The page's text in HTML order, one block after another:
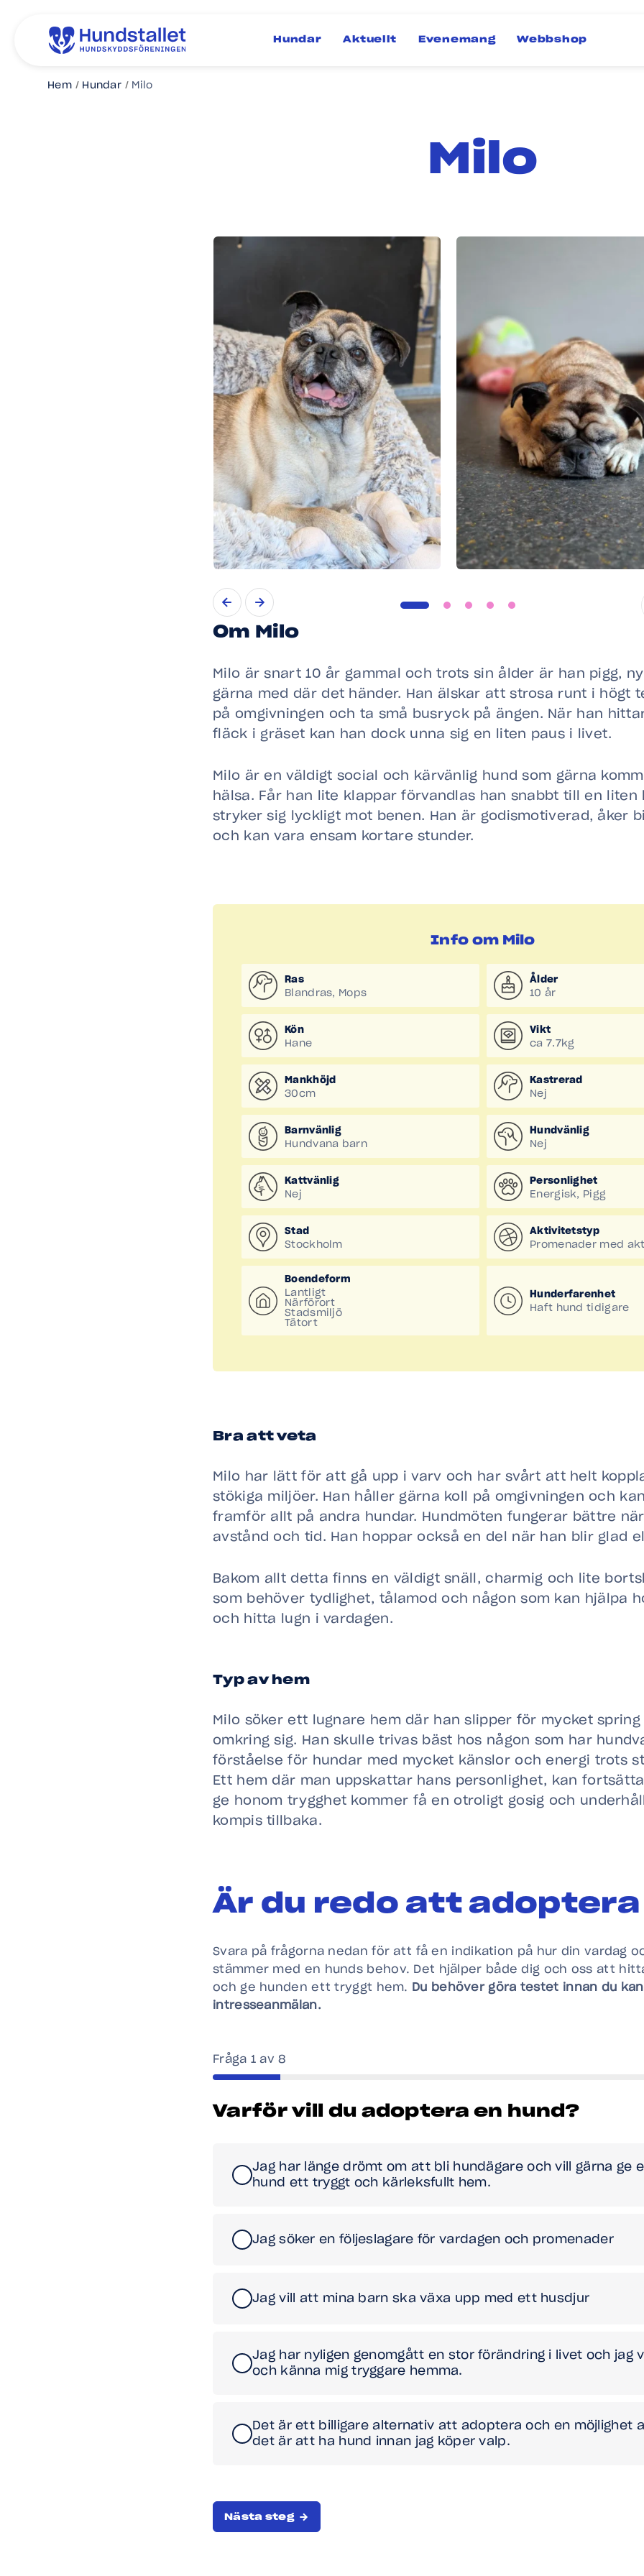
Hundar Aktuellt Evenemang Webbshop
Hem Hundar Milo
Milo
Om Milo
Milo är snart 10 år gammal och trots sin ålder är han pigg,
gärna med där det händer. Han älskar att strosa runt i högt
på omgivningen och ta små busryck på ängen. När han
fläck i gräset kan han dock unna sig en liten paus i livet.
Milo är en väldigt social och kärvänlig hund som gärna
hälsa. Får han lite klappar förvandlas han snabbt till en liten
stryker sig lyckligt mot benen. Han är godismotiverad, åker
och kan vara ensam kortare stunder.
Info om Milo
Ras
Blandras, Mops
Ålder
10 år
Kön
Hane
Vikt
ca 7.7kg
Mankhöjd
30cm
Kastrerad
Nej
Barnvänlig
Hundvana barn
Hundvänlig
Nej
Kattvänlig
Nej
Personlighet
Energisk, Pigg
Stad
Stockholm
Aktivitetstyp
Promenader med
Boendeform
Lantligt
Närförort
Stadsmiljö
Tätort
Hunderfarenhet
Haft hund tidigare
Bra att veta
Milo har lätt för att gå upp i varv och har svårt att helt
stökiga miljöer. Han håller gärna koll på omgivningen och
framför allt på andra hundar. Hundmöten fungerar bättre
avstånd och tid. Han hoppar också en del när han blir glad
Bakom allt detta finns en väldigt snäll, charmig och lite
som behöver tydlighet, tålamod och någon som kan hjälpa
och hitta lugn i vardagen.
Typ av hem
Milo söker ett lugnare hem där han slipper för mycket
omkring sig. Han skulle trivas bäst hos någon som har
förståelse för hundar med mycket känslor och energi trots
Ett hem där man uppskattar hans personlighet, kan
ge honom trygghet kommer få en otroligt gosig och
kompis tillbaka.
Är du redo att adoptera
Svara på frågorna nedan för att få en indikation på hur din vardag
stämmer med en hunds behov. Det hjälper både dig och oss att
och ge hunden ett tryggt hem.
Du behöver göra testet innan du
intresseanmälan.
Fråga 1 av 8
Varför vill du adoptera en hund?
Jag har länge drömt om att bli hundägare och vill gärna ge
hund ett tryggt och kärleksfullt hem.
Jag söker en följeslagare för vardagen och promenader
Jag vill att mina barn ska växa upp med ett husdjur
Jag har nyligen genomgått en stor förändring i livet och jag
och känna mig tryggare hemma.
Det är ett billigare alternativ att adoptera och en möjlighet
det är att ha hund innan jag köper valp.
Nästa steg